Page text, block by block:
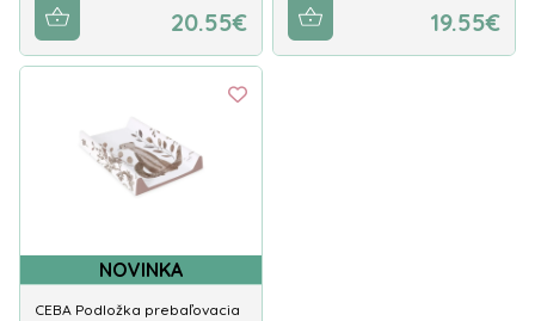
20.55€ 19.55€
NOVINKA
CEBA Podložka prebaľovacia